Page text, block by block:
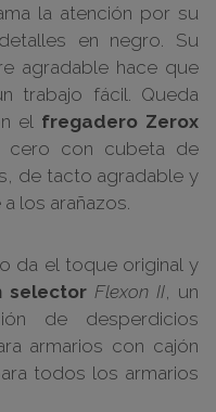
la atención por su
en negro. Su
agradable hace que
trabajo fácil. Queda
el fregadero Zerox
cero con cubeta de
de tacto agradable y
los arañazos.
da el toque original y
selector Flexon II , un
de desperdicios
armarios con cajón
todos los armarios